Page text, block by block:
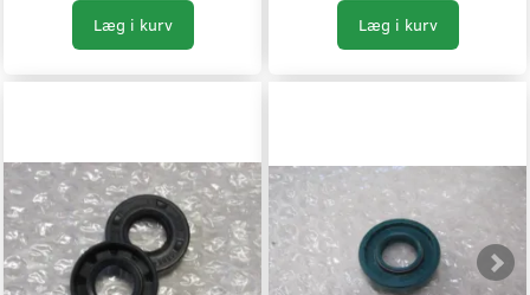
Læg i kurv Læg i kurv